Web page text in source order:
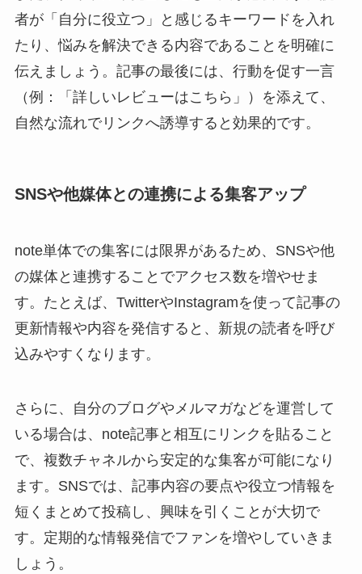
者が「自分に役立つ」と感じるキーワードを入れ
たり、悩みを解決できる内容であることを明確に
伝えましょう。記事の最後には、行動を促す一言
（例：「詳しいレビューはこちら」）を添えて、
自然な流れでリンクへ誘導すると効果的です。
SNSや他媒体との連携による集客アップ
note単体での集客には限界があるため、SNSや他
の媒体と連携することでアクセス数を増やせま
す。たとえば、TwitterやInstagramを使って記事の
更新情報や内容を発信すると、新規の読者を呼び
込みやすくなります。
さらに、自分のブログやメルマガなどを運営して
いる場合は、note記事と相互にリンクを貼ること
で、複数チャネルから安定的な集客が可能になり
ます。SNSでは、記事内容の要点や役立つ情報を
短くまとめて投稿し、興味を引くことが大切で
す。定期的な情報発信でファンを増やしていきま
しょう。